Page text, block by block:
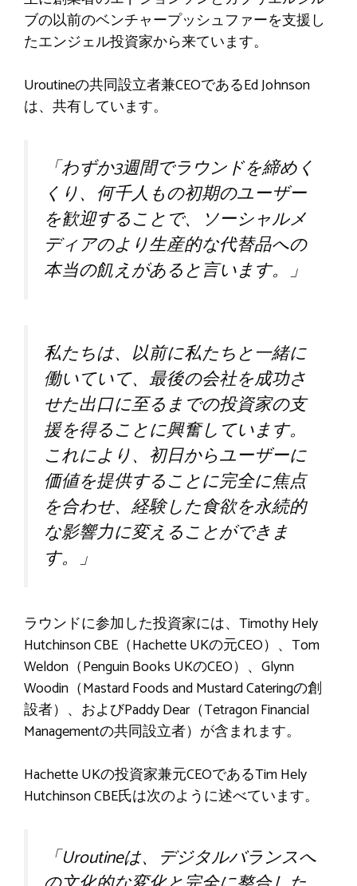
ブの以前のベンチャープッシュファーを支援し
たエンジェル投資家から来ています。
Uroutineの共同設立者兼CEOであるEd Johnson
は、共有しています。
「わずか3週間でラウンドを締めく
くり、何千人もの初期のユーザー
を歓迎することで、ソーシャルメ
ディアのより生産的な代替品への
本当の飢えがあると言います。」
私たちは、以前に私たちと一緒に
働いていて、最後の会社を成功さ
せた出口に至るまでの投資家の支
援を得ることに興奮しています。
これにより、初日からユーザーに
価値を提供することに完全に焦点
を合わせ、経験した食欲を永続的
な影響力に変えることができま
す。」
ラウンドに参加した投資家には、Timothy Hely
Hutchinson CBE（Hachette UKの元CEO）、Tom
Weldon（Penguin Books UKのCEO）、Glynn
Woodin（Mastard Foods and Mustard Cateringの創
設者）、およびPaddy Dear（Tetragon Financial
Managementの共同設立者）が含まれます。
Hachette UKの投資家兼元CEOであるTim Hely
Hutchinson CBE氏は次のように述べています。
「Uroutineは、デジタルバランスへ